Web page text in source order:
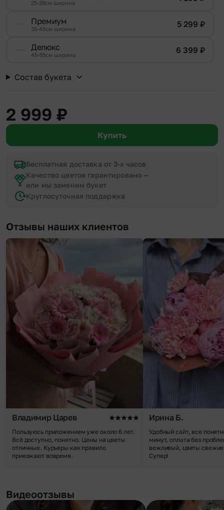
25-35см ширина
Премиум
35-45см ширина 5 299 ₽
Делюкс
45-55см ширина 6 399 ₽
Состав букета
2 999 ₽
Купить
Бесплатная доставка от 3-х часов
Качество цветов гарантировано —
или мы заменим букет
Круглосуточная поддержка
Отзывы наших клиентов
Владимир Царев
Пользуюсь приложением уже около 6 лет.
Всё доступно, понятно. Цены на цветы
отличные. Курьеры как правило
приезжают вовремя.
Ирина Б.
Удобный сайт, все
минут, оплата без
вежливый, цветы
Супер!
Видеоотзывы